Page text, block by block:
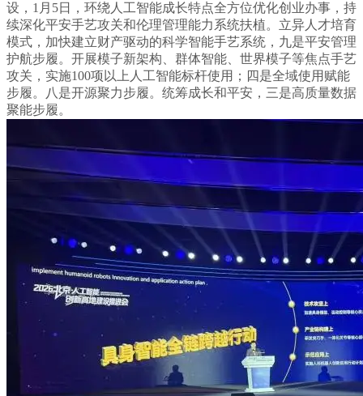
设，1月5日，环绕人工智能成长特点全方位优化创业办事，持
续深化平安手艺攻关和伦理管理能力系统扶植。立异人才培育
模式，加快建立财产驱动的科学智能手艺系统，九是平安管理
护航步履。开展模子新架构、群体智能、世界模子等焦点手艺
攻关，实施100项以上人工智能标杆使用；四是全域使用赋能
步履。八是开源聚力步履。统筹成长和平安，三是高质量数据
聚能步履。